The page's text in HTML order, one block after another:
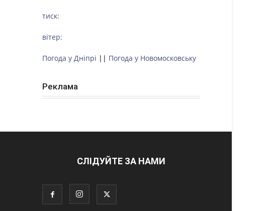
тиск:
вітер:
Погода у Дніпрі || Погода у Новомосковську
Реклама
СЛІДУЙТЕ ЗА НАМИ